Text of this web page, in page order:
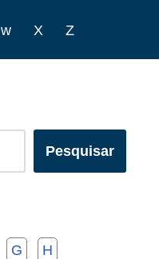
w X Z
Pesquisar
G
H